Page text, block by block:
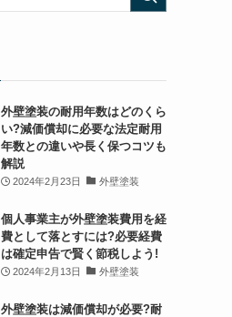
外壁塗装の耐用年数はどのくら
い?減価償却に必要な法定耐用
年数との違いや長く保つコツも
解説
2024年2月23日 外壁塗装
個人事業主が外壁塗装費用を経
費として落とすには?必要経費
は確定申告で賢く節税しよう!
2024年2月13日 外壁塗装
外壁塗装は減価償却が必要?耐